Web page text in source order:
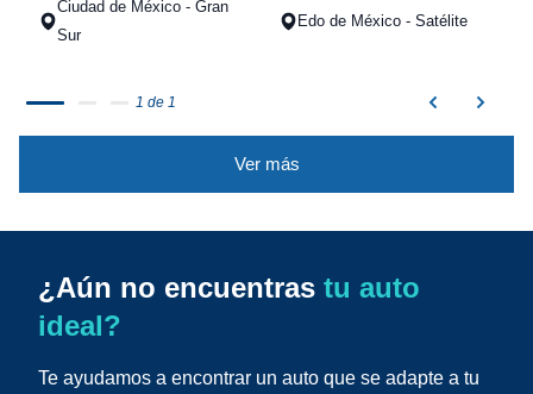
Ciudad de México - Gran
Sur
Edo de México - Satélite
1 de 1
Ver más
¿Aún no encuentras tu auto
ideal?
Te ayudamos a encontrar un auto que se adapte a tu